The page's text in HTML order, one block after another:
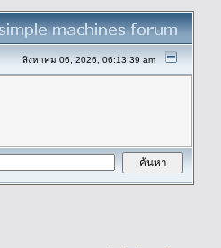
สิงหาคม 06, 2026, 06:13:39 am